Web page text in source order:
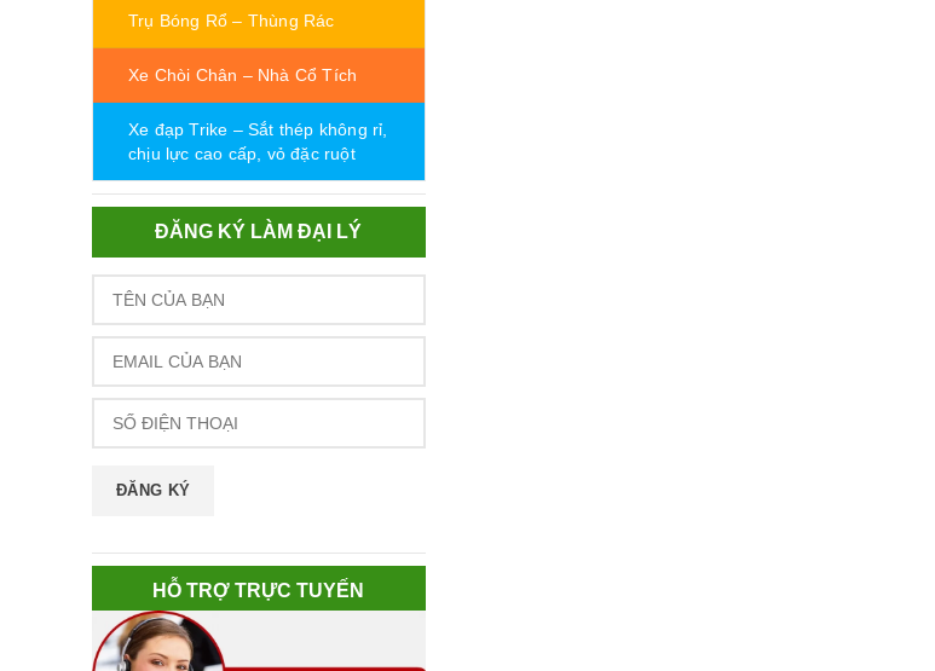
Trụ Bóng Rổ – Thùng Rác
Xe Chòi Chân – Nhà Cổ Tích
Xe đạp Trike – Sắt thép không rỉ,
chịu lực cao cấp, vỏ đặc ruột
ĐĂNG KÝ LÀM ĐẠI LÝ
HỖ TRỢ TRỰC TUYẾN